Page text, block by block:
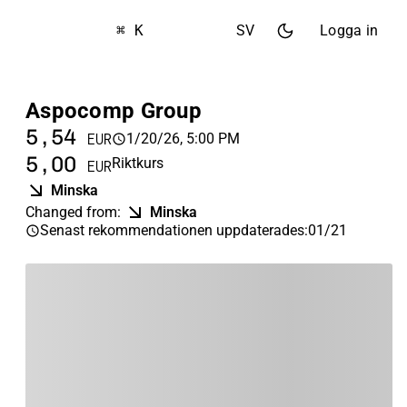
⌘ K SV Logga in
Aspocomp Group
5,54 EUR 1/20/26, 5:00 PM
5,00 EURRiktkurs
Minska
Changed from:
Minska
Senast rekommendationen uppdaterades:01/21